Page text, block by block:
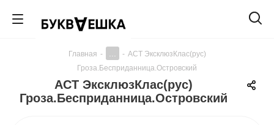
Главная - - АСТ ЭксклюзКлас(рус)
Гроза.Бесприданница.Островский
АСТ ЭксклюзКлас(рус)
Гроза.Бесприданница.Островский